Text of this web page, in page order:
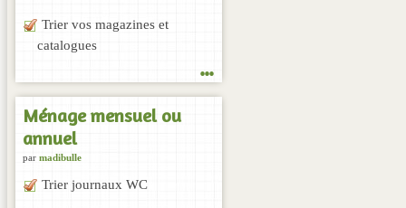
Trier vos magazines et
catalogues
...
Ménage mensuel ou
annuel
par madibulle
Trier journaux WC